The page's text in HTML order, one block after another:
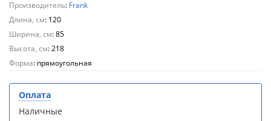
Aqwella
Fargo 60
(тумба с
+ зеркало)
(витрина)
Aqwella
Fargo 60
(тумба с
+ зеркало)
(витрина)
Производитель: Frank
Длина, см: 120
Ширина, см: 85
Высота, см: 218
Форма: прямоугольная
Оплата
Наличные